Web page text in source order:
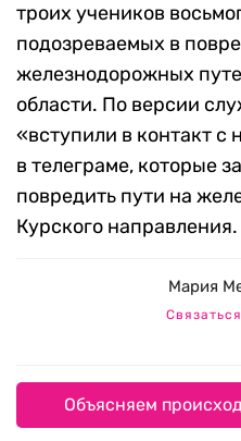
троих учеников
подозреваемых в
железнодорожных
области. По версии
«вступили в контакт
в телеграме, которые
повредить пути на
Курского направления.
Мария
Объясняем